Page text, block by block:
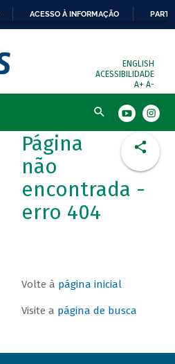
ACESSO À INFORMAÇÃO
ENGLISH
ACESSIBILIDADE
A+ A-
Busca
Página
não
encontrada -
erro 404
Volte à página inicial
Visite a página de busca